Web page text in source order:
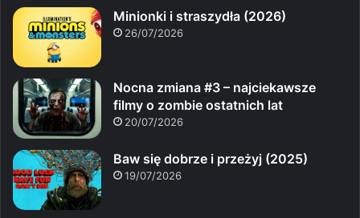
Minionki i straszydła (2026)
26/07/2026
Nocna zmiana #3 – najciekawsze
filmy o zombie ostatnich lat
20/07/2026
Baw się dobrze i przeżyj (2025)
19/07/2026